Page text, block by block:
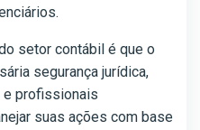
setor contábil é que o
segurança jurídica,
e profissionais
suas ações com base